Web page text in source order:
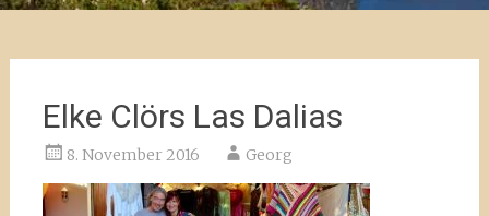
Elke Clörs Las Dalias
8. November 2016 Georg